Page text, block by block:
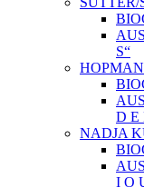
S“
D E
NADJA
I O